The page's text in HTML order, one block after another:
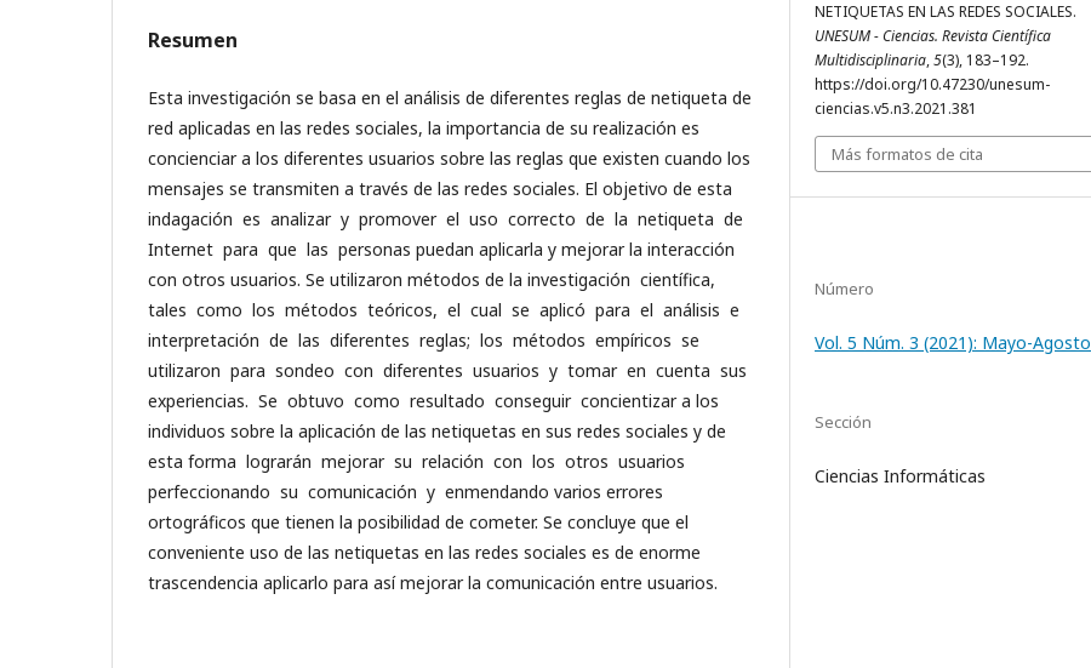
Resumen
Esta investigación se basa en el análisis de diferentes reglas de netiqueta de
red aplicadas en las redes sociales, la importancia de su realización es
concienciar a los diferentes usuarios sobre las reglas que existen cuando los
mensajes se transmiten a través de las redes sociales. El objetivo de esta
indagación es analizar y promover el uso correcto de la netiqueta de
Internet para que las personas puedan aplicarla y mejorar la interacción
con otros usuarios. Se utilizaron métodos de la investigación científica,
tales como los métodos teóricos, el cual se aplicó para el análisis e
interpretación de las diferentes reglas; los métodos empíricos se
utilizaron para sondeo con diferentes usuarios y tomar en cuenta sus
experiencias. Se obtuvo como resultado conseguir concientizar a los
individuos sobre la aplicación de las netiquetas en sus redes sociales y de
esta forma lograrán mejorar su relación con los otros usuarios
perfeccionando su comunicación y enmendando varios errores
ortográficos que tienen la posibilidad de cometer. Se concluye que el
conveniente uso de las netiquetas en las redes sociales es de enorme
trascendencia aplicarlo para así mejorar la comunicación entre usuarios.
NETIQUETAS EN LAS REDES SOCIALES.
UNESUM - Ciencias. Revista Científica
Multidisciplinaria,5(3), 183–192.
https://doi.org/10.47230/unesum-
ciencias.v5.n3.2021.381
Más formatos de cita
Número
Vol. 5 Núm. 3 (2021): Mayo-Agosto
Sección
Ciencias Informáticas